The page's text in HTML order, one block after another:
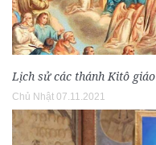
Lịch sử các thánh Kitô giáo
Chủ Nhật 07.11.2021